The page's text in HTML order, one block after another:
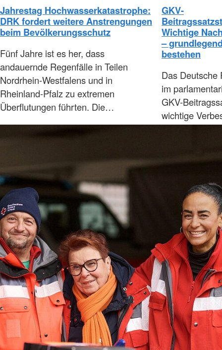
Jahrestag Hochwasserkatastrophe:
DRK fordert weitere Anstrengungen
beim Bevölkerungsschutz
Fünf Jahre ist es her, dass
andauernde Regenfälle in Teilen
Nordrhein-Westfalens und in
Rheinland-Pfalz zu extremen
Überflutungen führten. Die…
GKV-
Wichtige
–
bestehen
Das Deutsche
im
GKV-
wichtige